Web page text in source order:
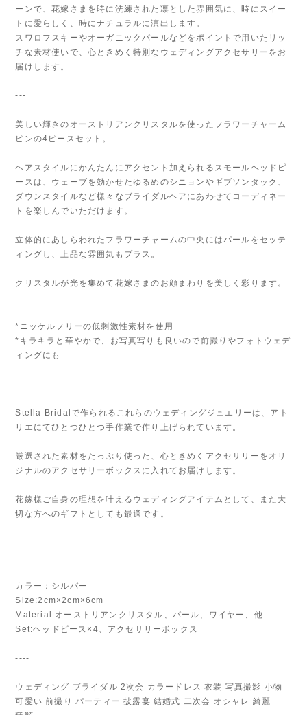
ーンで、花嫁さまを時に洗練された凛とした雰囲気に、時にスイー
トに愛らしく、時にナチュラルに演出します。
スワロフスキーやオーガニックパールなどをポイントで用いたリッ
チな素材使いで、心ときめく特別なウェディングアクセサリーをお
届けします。
---
美しい輝きのオーストリアンクリスタルを使ったフラワーチャーム
ピンの4ピースセット。
ヘアスタイルにかんたんにアクセント加えられるスモールヘッドピ
ースは、ウェーブを効かせたゆるめのシニョンやギブソンタック、
ダウンスタイルなど様々なブライダルヘアにあわせてコーディネー
トを楽しんでいただけます。
立体的にあしらわれたフラワーチャームの中央にはパールをセッテ
ィングし、上品な雰囲気もプラス。
クリスタルが光を集めて花嫁さまのお顔まわりを美しく彩ります。
*ニッケルフリーの低刺激性素材を使用
*キラキラと華やかで、お写真写りも良いので前撮りやフォトウェデ
ィングにも
Stella Bridalで作られるこれらのウェディングジュエリーは、アト
リエにてひとつひとつ手作業で作り上げられています。
厳選された素材をたっぷり使った、心ときめくアクセサリーをオリ
ジナルのアクセサリーボックスに入れてお届けします。
花嫁様ご自身の理想を叶えるウェディングアイテムとして、また大
切な方へのギフトとしても最適です。
---
カラー：シルバー
Size:2cm×2cm×6cm
Material:オーストリアンクリスタル、パール、ワイヤー、他
Set:ヘッドピース×4、アクセサリーボックス
----
ウェディング ブライダル 2次会 カラードレス 衣装 写真撮影 小物
可愛い 前撮り パーティー 披露宴 結婚式 二次会 オシャレ 綺麗